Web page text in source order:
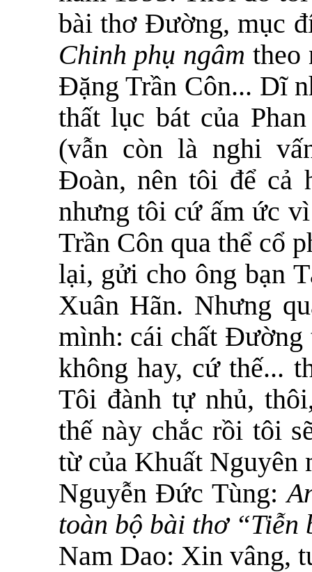
bài thơ Đường, mục
Chinh phụ ngâmtheo
Đặng Trần Côn... Dĩ
thất lục bát của
(vẫn còn là nghi
Đoàn, nên tôi để cả
nhưng tôi cứ ấm ức
Trần Côn qua thể cổ
lại, gửi cho ông bạn
Xuân Hãn. Nhưng
mình: cái chất Đường
không hay, cứ thế...
Tôi đành tự nhủ,
thế này chắc rồi tôi
từ của Khuất Nguyên
Nguyễn Đức Tùng:
toàn bộ bài thơ “Tiễn
Nam Dao: Xin vâng,